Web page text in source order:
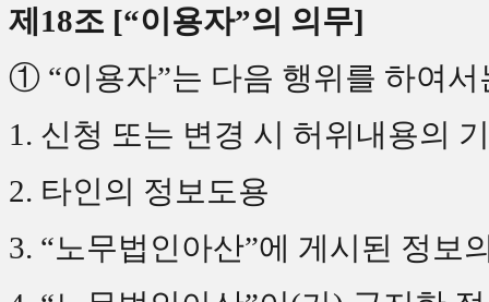
제18조 [“이용자”의 의무]
① “이용자”는 다음 행위를 하여서
1. 신청 또는 변경 시 허위내용의
2. 타인의 정보도용
3. “노무법인아산”에 게시된 정보